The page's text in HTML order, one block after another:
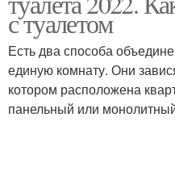
с туалетом
Есть два способа
единую комнату. Они
котором расположена
панельный или